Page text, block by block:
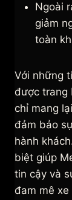
Ngoài
giảm
toàn
Với những
được trang
chỉ mang
đảm bảo
hành
biệt giúp
tin cậy và
đam mê xe